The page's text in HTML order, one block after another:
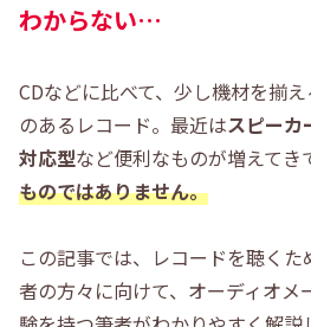
わからない…
CDなどに比べて、少し機材を揃
のあるレコード。最近はスピーカ
対応型など便利なものが増えてき
ものではありません。
この記事では、レコードを聴く
者の方々に向けて、オーディオメ